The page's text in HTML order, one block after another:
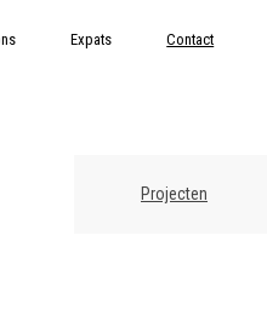
Expats Contact
Projecten